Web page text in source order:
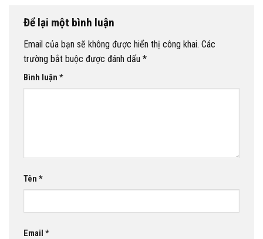
Để lại một bình luận
Email của bạn sẽ không được hiển thị công khai. Các
trường bắt buộc được đánh dấu *
Bình luận *
Tên *
Email *